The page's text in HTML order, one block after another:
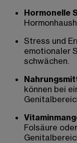
Hormonelle
Stress und
emotionaler
schwächen.
können bei
Folsäure